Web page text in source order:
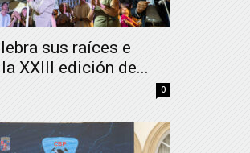
sus raíces e
XXIII edición de...
0